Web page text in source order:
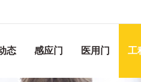
态 感应门 医用门 工